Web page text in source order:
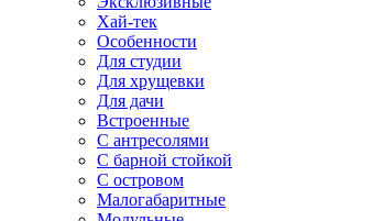
Хай-тек
Особенности
Для студии
Для хрущевки
Для дачи
Встроенные
С антресолями
С барной стойкой
С островом
Малогабаритные